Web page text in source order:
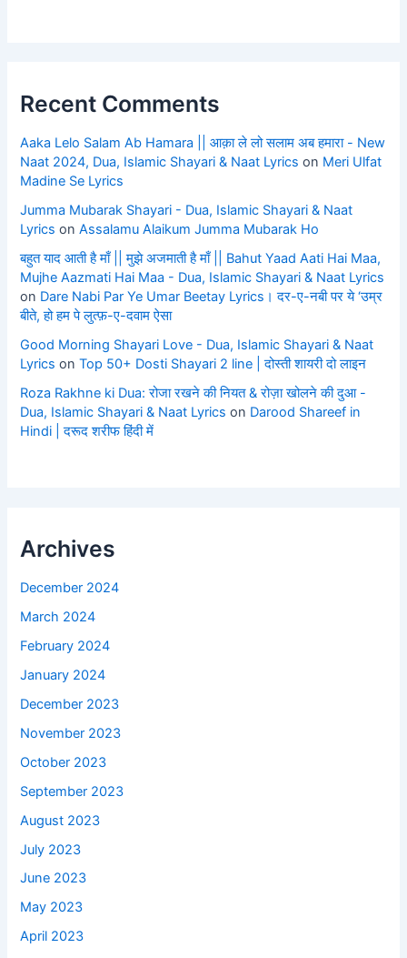
Recent Comments
Aaka Lelo Salam Ab Hamara || आक़ा ले लो सलाम अब हमारा - New
Naat 2024, Dua, Islamic Shayari & Naat Lyrics on Meri Ulfat
Madine Se Lyrics
Jumma Mubarak Shayari - Dua, Islamic Shayari & Naat
Lyrics onAssalamu Alaikum Jumma Mubarak Ho
बहुत याद आती है माँ || मुझे अजमाती है माँ || Bahut Yaad Aati Hai Maa,
Mujhe Aazmati Hai Maa - Dua, Islamic Shayari & Naat Lyrics
on Dare Nabi Par Ye Umar Beetay Lyrics। दर-ए-नबी पर ये ‘उम्र
बीते, हो हम पे लुत्फ़-ए-दवाम ऐसा
Good Morning Shayari Love - Dua, Islamic Shayari & Naat
Lyrics onTop 50+ Dosti Shayari 2 line | दोस्ती शायरी दो लाइन
Roza Rakhne ki Dua: रोजा रखने की नियत & रोज़ा खोलने की दुआ -
Dua, Islamic Shayari & Naat Lyrics on Darood Shareef in
Hindi | दरूद शरीफ हिंदी में
Archives
December 2024
March 2024
February 2024
January 2024
December 2023
November 2023
October 2023
September 2023
August 2023
July 2023
June 2023
May 2023
April 2023